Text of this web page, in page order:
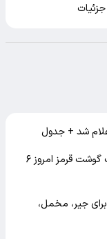
شد + جدول
گوشت خورشتی کیلویی چند ؟! + لیست قیمت گوشت قرمز امروز ۶
جیر، مخمل،